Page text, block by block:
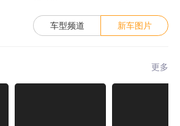
车型频道 新车图片
更多